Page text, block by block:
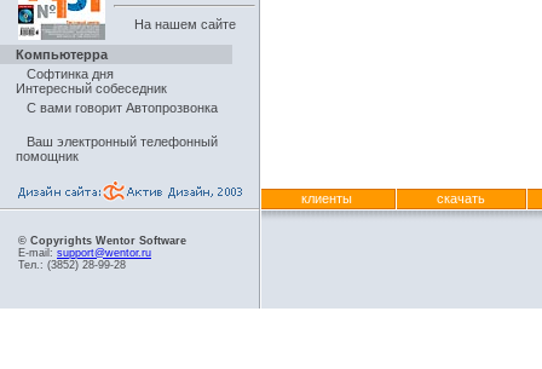
На нашем сайте
Компьютерра
Софтинка дня
Интересный собеседник
С вами говорит Автопрозвонка
Ваш электронный телефонный
помощник
клиенты скачать
© Copyrights Wentor Software
E-mail: support@wentor.ru
Тел.: (3852) 28-99-28